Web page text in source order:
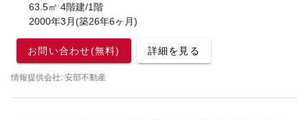
63.5㎡ 4階建/1階
2000年3月(築26年6ヶ月)
お問い合わせ(無料) 詳細を見る
情報提供会社: 安部不動産